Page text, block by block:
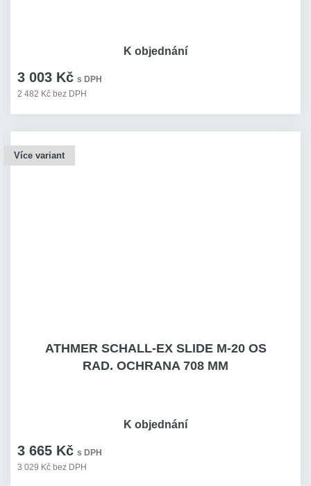
3 003 Kč s DPH
2 482 Kč bez DPH
K objednání
Více variant
ATHMER SCHALL-EX SLIDE M-20 OS
RAD. OCHRANA 708 MM
3 665 Kč s DPH
3 029 Kč bez DPH
K objednání